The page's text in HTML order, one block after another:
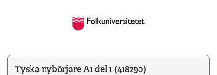
Tyska nybörjare A1 del 1 (418290)